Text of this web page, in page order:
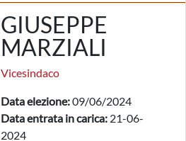
GIUSEPPE
MARZIALI
Vicesindaco
Data elezione:09/06/2024
Data entrata in carica: 21-06-
2024